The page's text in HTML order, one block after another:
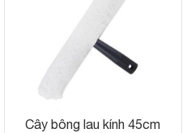
Cây bông lau kính 45cm